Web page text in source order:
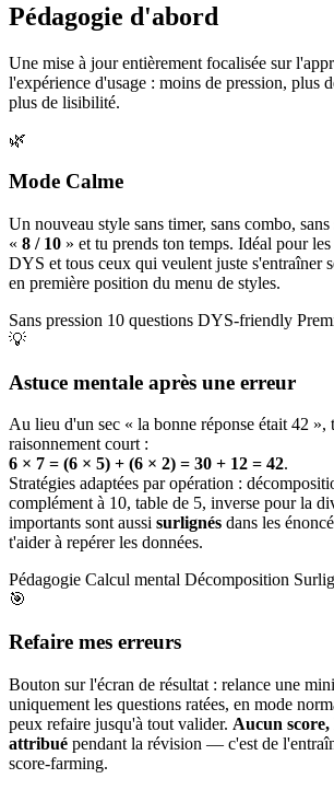
Pédagogie d'abord
Une mise à jour entièrement focalisée sur
l'expérience d'usage : moins de pression, plus
plus de lisibilité.
🌿
Mode Calme
Un nouveau style sans timer, sans combo,
« 8 / 10 » et tu prends ton temps. Idéal pour
DYS et tous ceux qui veulent juste s'entraîner
en première position du menu de styles.
Sans pression 10 questions DYS-friendly
💡
Astuce mentale après une erreur
Au lieu d'un sec « la bonne réponse était 42 »,
raisonnement court :
6 × 7 = (6 × 5) + (6 × 2) = 30 + 12 = 42.
Stratégies adaptées par opération :
complément à 10, table de 5, inverse pour la
importants sont aussi surlignés dans les
t'aider à repérer les données.
Pédagogie Calcul mental Décomposition
🎯
Refaire mes erreurs
Bouton sur l'écran de résultat : relance une
uniquement les questions ratées, en mode
peux refaire jusqu'à tout valider. Aucun
attribué pendant la révision — c'est de
score-farming.